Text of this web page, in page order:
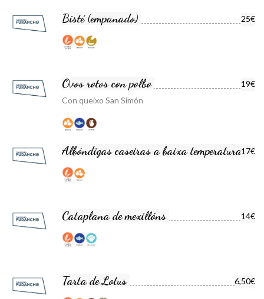
Bisté (empanado) 25€
Ovos rotos con polbo
19€
Con queixo San Simón
Albóndigas caseiras a baixa temperatura17€
Cataplana de mexillóns 14€
Tarta de Lotus 6,50€